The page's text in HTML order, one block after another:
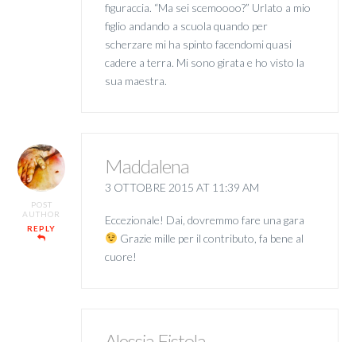
figuraccia. “Ma sei scemoooo?” Urlato a mio
figlio andando a scuola quando per
scherzare mi ha spinto facendomi quasi
cadere a terra. Mi sono girata e ho visto la
sua maestra.
POST
AUTHOR
REPLY
Maddalena
3 OTTOBRE 2015 AT 11:39 AM
Eccezionale! Dai, dovremmo fare una gara
Grazie mille per il contributo, fa bene al
cuore!